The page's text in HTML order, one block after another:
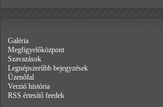
Galéria
Megfigyelőközpont
Szavazások
Legnépszerűbb bejegyzések
Üzenőfal
Verzió história
RSS értesítő feedek